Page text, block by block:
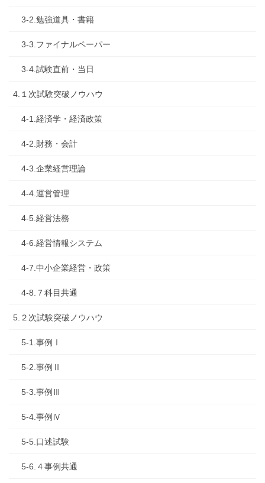
3-2.勉強道具・書籍
3-3.ファイナルペーパー
3-4.試験直前・当日
4.１次試験突破ノウハウ
4-1.経済学・経済政策
4-2.財務・会計
4-3.企業経営理論
4-4.運営管理
4-5.経営法務
4-6.経営情報システム
4-7.中小企業経営・政策
4-8.７科目共通
5.２次試験突破ノウハウ
5-1.事例Ⅰ
5-2.事例Ⅱ
5-3.事例Ⅲ
5-4.事例Ⅳ
5-5.口述試験
5-6.４事例共通